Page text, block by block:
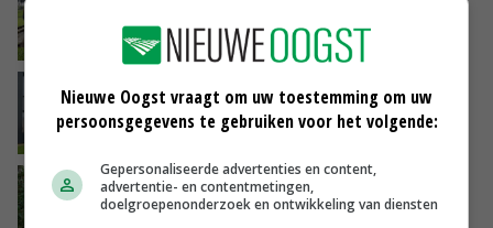
arbeidsmigranten in Nederland
14-01-2025
Bij groenteteler De Boer is huisvesting
arbeidsmigranten dik op orde
19-12-2024
Aanpak 'rotte appels' in uitzendbranche
verder vertraagd
Nieuwe Oogst vraagt om uw toestemming om uw
persoonsgegevens te gebruiken voor het volgende:
Gepersonaliseerde advertenties en content,
advertentie- en contentmetingen,
doelgroepenonderzoek en ontwikkeling van diensten